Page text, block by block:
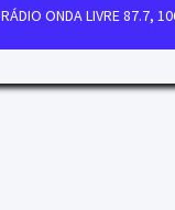
RÁDIO ONDA LIVRE 87.7,